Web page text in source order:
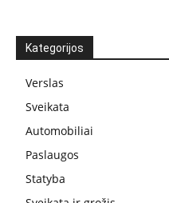
Kategorijos
Verslas
Sveikata
Automobiliai
Paslaugos
Statyba